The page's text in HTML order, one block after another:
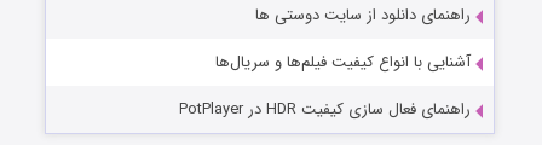
راهنمای دانلود از سایت دوستی ها
آشنایی با انواع کیفیت فیلم‌ها و سریال‌ها
راهنمای فعال سازی کیفیت HDR در PotPlayer